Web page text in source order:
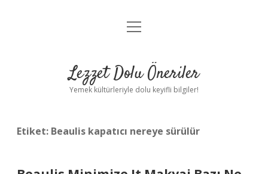
Anasayfa
Yasal Uyarı
menüyü
Lezzet Dolu Öneriler
Yemek kültürleriyle dolu keyifli bilgiler!
Etiket: Beaulis kapatıcı nereye sürülür